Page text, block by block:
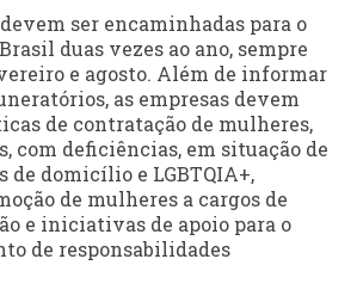
ser encaminhadas para o
duas vezes ao ano, sempre
e agosto. Além de informar
as empresas devem
de contratação de mulheres,
com deficiências, em situação de
de domicílio e LGBTQIA+,
de mulheres a cargos de
e iniciativas de apoio para o
de responsabilidades